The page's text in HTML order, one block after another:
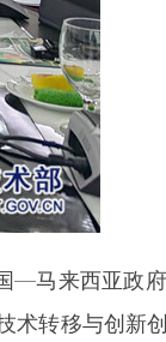
—马来西亚政
术转移与创新